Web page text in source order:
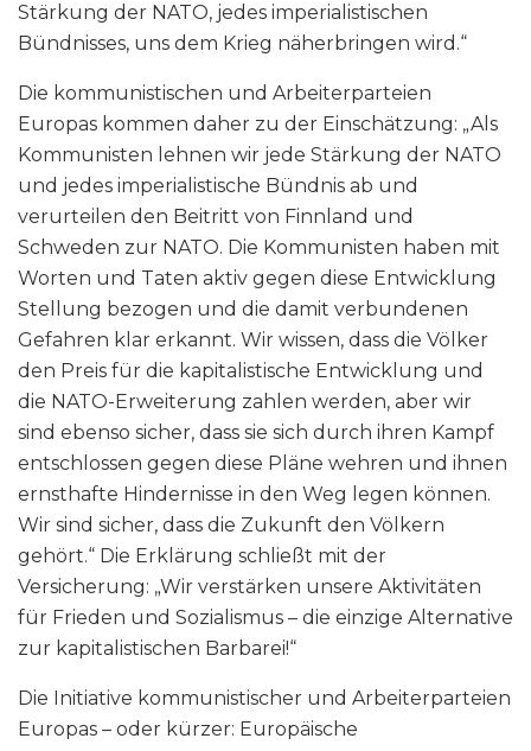
Stärkung der NATO, jedes imperialistischen
Bündnisses, uns dem Krieg näherbringen wird.“
Die kommunistischen und Arbeiterparteien
Europas kommen daher zu der Einschätzung: „Als
Kommunisten lehnen wir jede Stärkung der NATO
und jedes imperialistische Bündnis ab und
verurteilen den Beitritt von Finnland und
Schweden zur NATO. Die Kommunisten haben mit
Worten und Taten aktiv gegen diese Entwicklung
Stellung bezogen und die damit verbundenen
Gefahren klar erkannt. Wir wissen, dass die Völker
den Preis für die kapitalistische Entwicklung und
die NATO-Erweiterung zahlen werden, aber wir
sind ebenso sicher, dass sie sich durch ihren Kampf
entschlossen gegen diese Pläne wehren und ihnen
ernsthafte Hindernisse in den Weg legen können.
Wir sind sicher, dass die Zukunft den Völkern
gehört.“ Die Erklärung schließt mit der
Versicherung: „Wir verstärken unsere Aktivitäten
für Frieden und Sozialismus – die einzige Alternative
zur kapitalistischen Barbarei!“
Die Initiative kommunistischer und Arbeiterparteien
Europas – oder kürzer: Europäische